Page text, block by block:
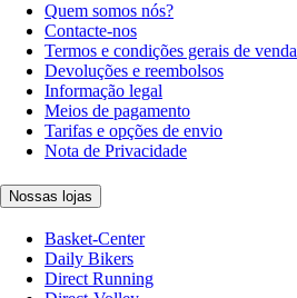
Quem somos nós?
Contacte-nos
Termos e condições gerais de venda
Devoluções e reembolsos
Informação legal
Meios de pagamento
Tarifas e opções de envio
Nota de Privacidade
Nossas lojas
Basket-Center
Daily Bikers
Direct Running